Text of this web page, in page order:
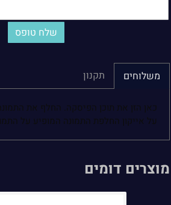
משלוחים תקנון
כאן הזן את תוכן הפיסקה. החלף את
על אייקון החלפת התמונה המופיע על
מוצרים דומים